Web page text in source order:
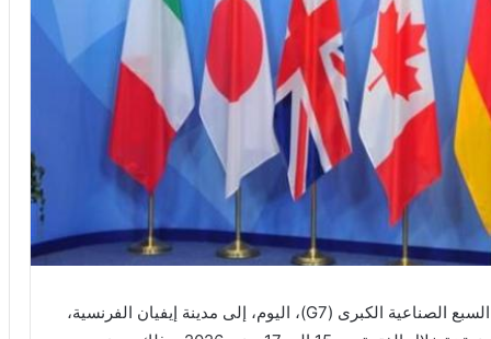
توافد قادة ورؤساء دول وحكومات قمة مجموعة الدول السبع الصناعية الكبرى (G7)، اليوم، إلى مدينة إيفيان الفرنسية،